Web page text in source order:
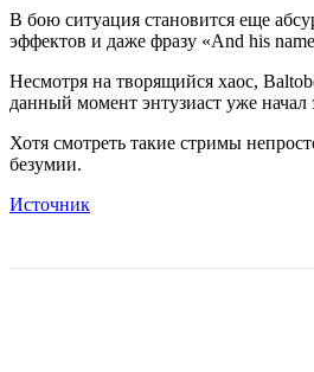
В бою ситуация становится еще
эффектов и даже фразу «And his
Несмотря на творящийся хаос,
данный момент энтузиаст уже начал
Хотя смотреть такие стримы
безумии.
Источник